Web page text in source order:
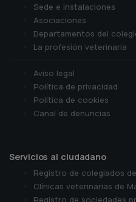
Sede e instalaciones
Asociaciones
Departamentos del
La profesión veterinaria
Aviso legal
Política de privacidad
Política de cookies
Canal de denuncias
Servicios al ciudadano
Registro de colegiados
Clínicas veterinarias de